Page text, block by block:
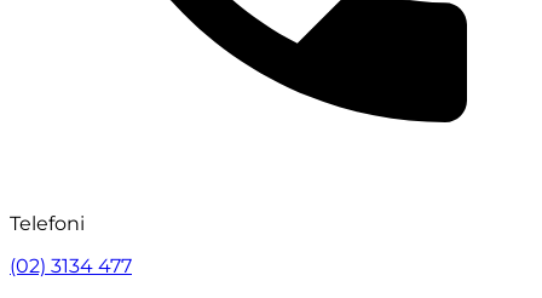
Telefoni
(02) 3134 477